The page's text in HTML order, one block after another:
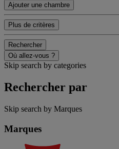
Ajouter une chambre
Plus de critères
Rechercher
Où allez-vous ?
Skip search by categories
Rechercher par
Skip search by Marques
Marques